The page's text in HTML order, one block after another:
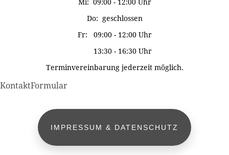
Mi: 09:00 - 12:00 Uhr
Do: geschlossen
Fr: 09:00 - 12:00 Uhr
13:30 - 16:30 Uhr
Terminvereinbarung jederzeit möglich.
KontaktFormular
IMPRESSUM & DATENSCHUTZ